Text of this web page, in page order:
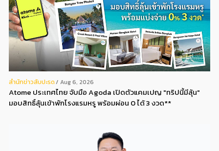
สํานักข่าวสับปะรด Aug 6, 2026
Atome ประเทศไทย จับมือ Agoda เปิดตัวแคมเปญ "ทริปนี้มีลุ้น"
มอบสิทธิ์ลุ้นเข้าพักโรงแรมหรู พร้อมผ่อน 0 ได้ 3 งวด**